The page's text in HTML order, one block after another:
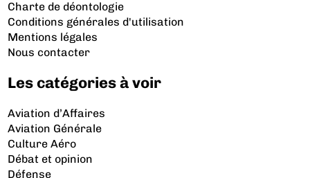
Charte de déontologie
Conditions générales d'utilisation
Mentions légales
Nous contacter
Les catégories à voir
Aviation d’Affaires
Aviation Générale
Culture Aéro
Débat et opinion
Défense